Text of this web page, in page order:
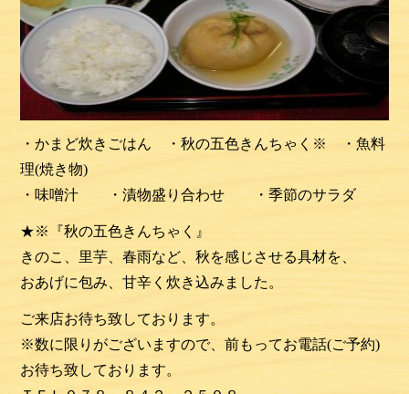
・かまど炊きごはん ・秋の五色きんちゃく※ ・魚料
理(焼き物)
・味噌汁 ・漬物盛り合わせ ・季節のサラダ
★※『秋の五色きんちゃく』
きのこ、里芋、春雨など、秋を感じさせる具材を、
おあげに包み、甘辛く炊き込みました。
ご来店お待ち致しております。
※数に限りがございますので、前もってお電話(ご予約)
お待ち致しております。